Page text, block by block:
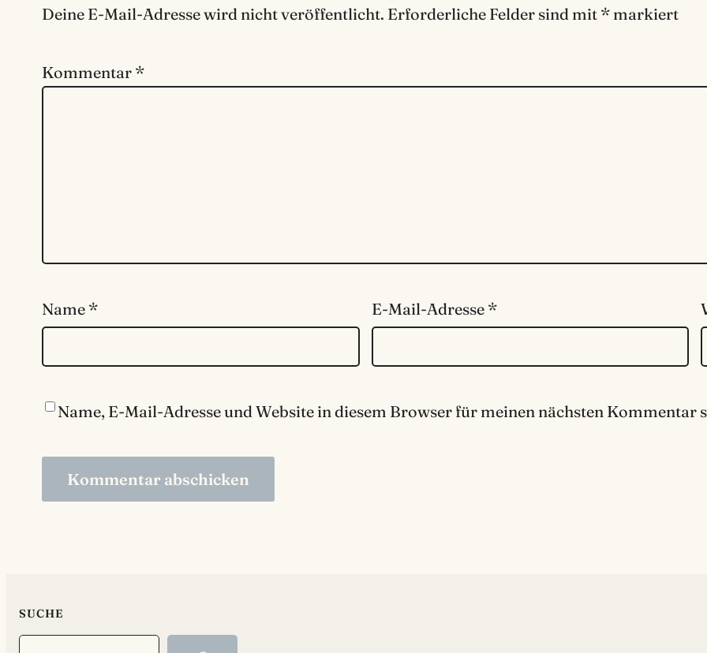
Deine E-Mail-Adresse wird nicht veröffentlicht. Erforderliche Felder sind mit *markiert
Kommentar *
Name * E-Mail-Adresse *
Name, E-Mail-Adresse und Website in diesem Browser für meinen nächsten Kommentar
SUCHE